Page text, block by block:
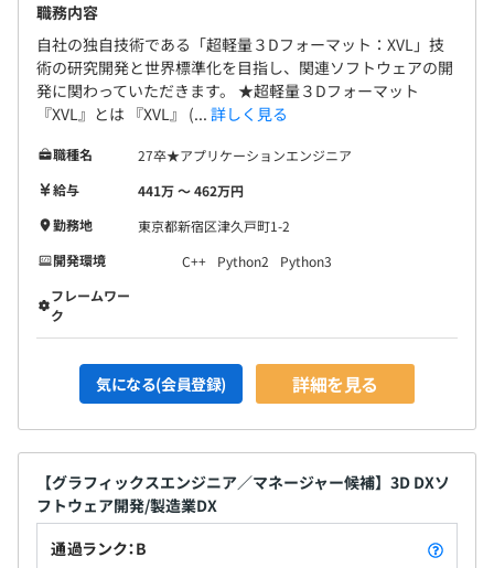
職務内容
自社の独自技術である「超軽量３Dフォーマット：XVL」技
術の研究開発と世界標準化を目指し、関連ソフトウェアの開
発に関わっていただきます。 ★超軽量３Dフォーマット
『XVL』とは 『XVL』 (... 詳しく見る
職種名
27卒★アプリケーションエンジニア
給与
441万 〜 462万円
勤務地
東京都新宿区津久戸町1-2
開発環境
C++ Python2
Python3
フレームワー
ク
気になる(会員登録) 詳細を見る
【グラフィックスエンジニア／マネージャー候補】3D DXソ
フトウェア開発/製造業DX
通過ランク：B